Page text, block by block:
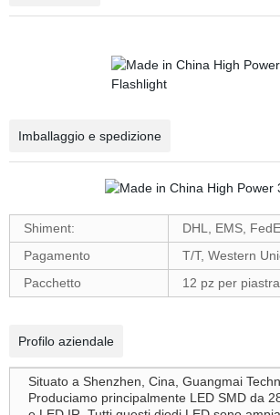
Imballaggio e spedizione
Shiment:
DHL, EMS,
Pagamento
T/T, Western
Pacchetto
12 pz per piastra.
Profilo aziendale
Situato a Shenzhen, Cina, Guangmai
Produciamo principalmente LED SMD da